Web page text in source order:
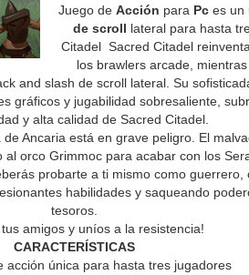
Juego deAcción para Pces un
de scroll lateral para hasta
Citadel Sacred Citadel
los brawlers arcade,
and slash de scroll lateral. Su
gráficos y jugabilidad sobresaliente,
y alta calidad de Sacred Citadel.
Ancaria está en grave peligro. El
orco Grimmoc para acabar con los
probarte a ti mismo como guerrero,
habilidades y saqueando
tesoros.
tus amigos y uníos a la resistencia!
CARACTERÍSTICAS
acción única para hasta tres jugadores